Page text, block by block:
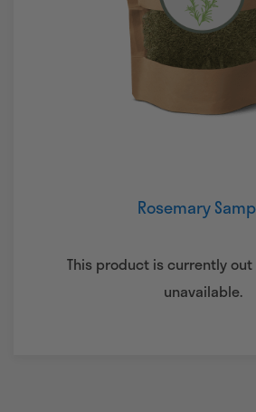
Rosemary
This product is currently
unavailable.